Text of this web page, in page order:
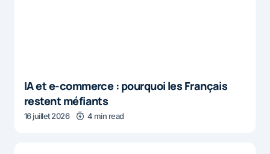
IA et e-commerce : pourquoi les Français
restent méfiants
16 juillet 2026 4 min read